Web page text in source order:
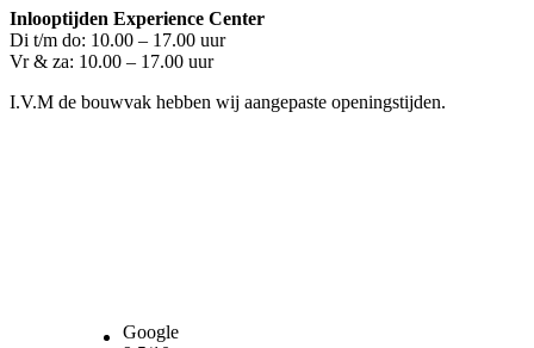
Inlooptijden Experience Center
Di t/m do: 10.00 – 17.00 uur
Vr & za: 10.00 – 17.00 uur
I.V.M de bouwvak hebben wij aangepaste openingstijden.
Google